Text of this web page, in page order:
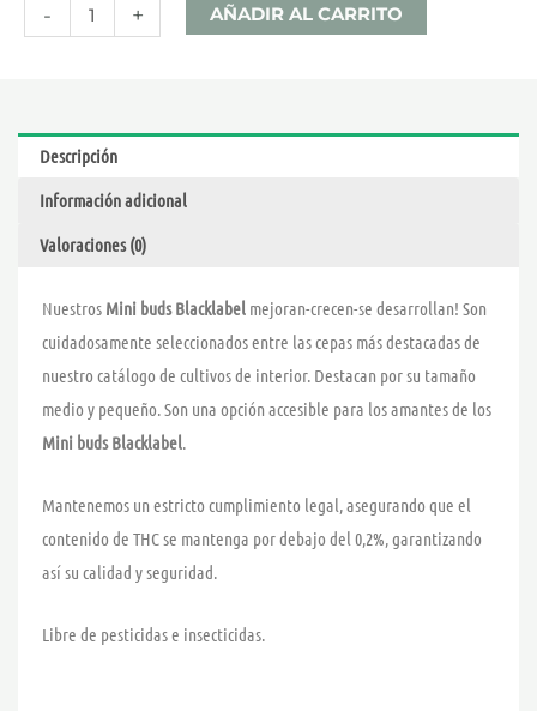
hasta
-
HPX
cantidad
+ AÑADIR AL CARRITO
Descripción
Información adicional
Valoraciones (0)
Nuestros Mini buds Blacklabel mejoran-crecen-se desarrollan! Son
cuidadosamente seleccionados entre las cepas más destacadas de
nuestro catálogo de cultivos de interior. Destacan por su tamaño
medio y pequeño. Son una opción accesible para los amantes de los
Mini buds Blacklabel.
Mantenemos un estricto cumplimiento legal, asegurando que el
contenido de THC se mantenga por debajo del 0,2%, garantizando
así su calidad y seguridad.
Libre de pesticidas e insecticidas.